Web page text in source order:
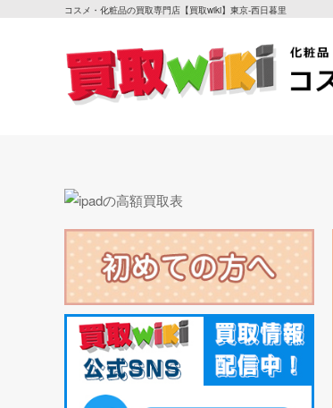
コスメ・化粧品の買取専門店【買取wiki】東京-西日暮里